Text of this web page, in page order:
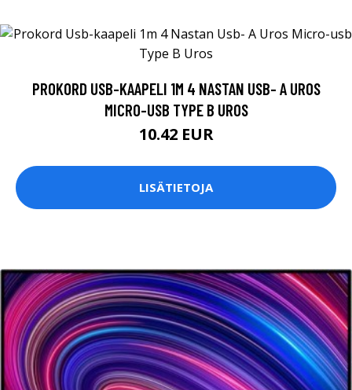
PROKORD USB-KAAPELI 1M 4 NASTAN USB- A UROS
MICRO-USB TYPE B UROS
10.42 EUR
LISÄTIETOJA